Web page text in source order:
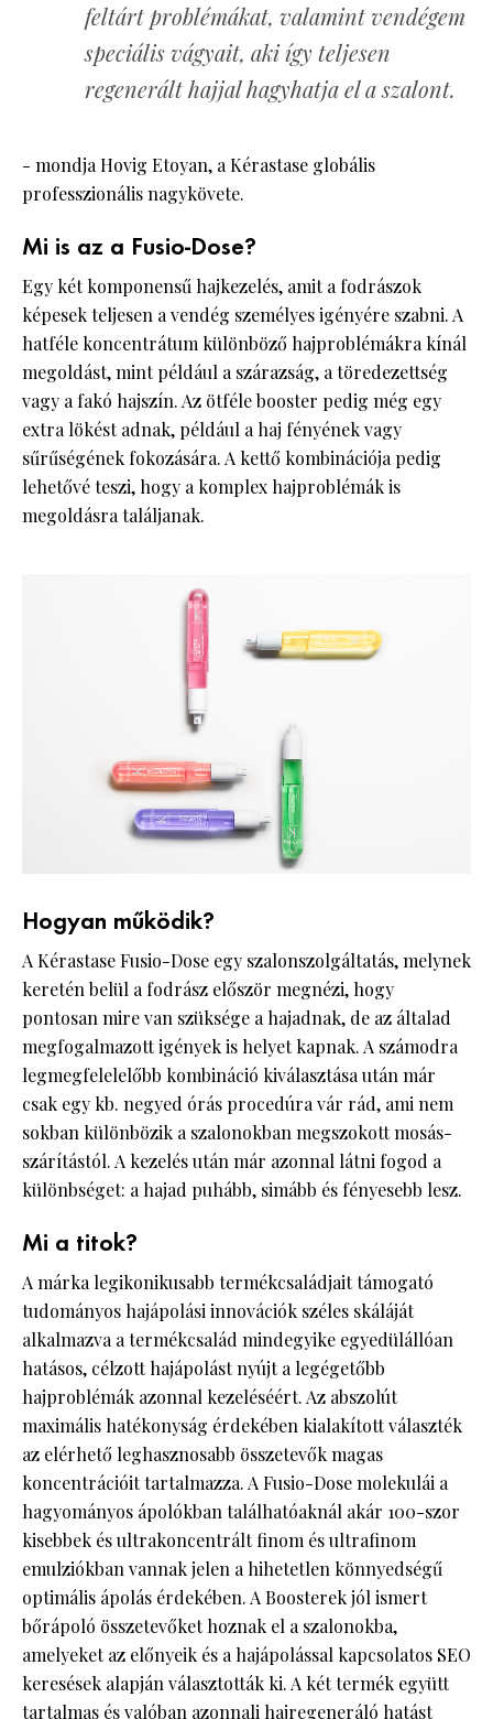
feltárt problémákat, valamint vendégem
speciális vágyait, aki így teljesen
regenerált hajjal hagyhatja el a szalont.
- mondja Hovig Etoyan, a Kérastase globális
professzionális nagykövete.
Mi is az a Fusio-Dose?
Egy két komponensű hajkezelés, amit a fodrászok
képesek teljesen a vendég személyes igényére szabni. A
hatféle koncentrátum különböző hajproblémákra kínál
megoldást, mint például a szárazság, a töredezettség
vagy a fakó hajszín. Az ötféle booster pedig még egy
extra lökést adnak, például a haj fényének vagy
sűrűségének fokozására. A kettő kombinációja pedig
lehetővé teszi, hogy a komplex hajproblémák is
megoldásra találjanak.
Hogyan működik?
A Kérastase Fusio-Dose egy szalonszolgáltatás, melynek
keretén belül a fodrász először megnézi, hogy
pontosan mire van szüksége a hajadnak, de az általad
megfogalmazott igények is helyet kapnak. A számodra
legmegfelelelőbb kombináció kiválasztása után már
csak egy kb. negyed órás procedúra vár rád, ami nem
sokban különbözik a szalonokban megszokott mosás-
szárítástól. A kezelés után már azonnal látni fogod a
különbséget: a hajad puhább, simább és fényesebb lesz.
Mi a titok?
A márka legikonikusabb termékcsaládjait támogató
tudományos hajápolási innovációk széles skáláját
alkalmazva a termékcsalád mindegyike egyedülállóan
hatásos, célzott hajápolást nyújt a legégetőbb
hajproblémák azonnal kezeléséért. Az abszolút
maximális hatékonyság érdekében kialakított választék
az elérhető leghasznosabb összetevők magas
koncentrációit tartalmazza. A Fusio-Dose molekulái a
hagyományos ápolókban találhatóaknál akár 100-szor
kisebbek és ultrakoncentrált finom és ultrafinom
emulziókban vannak jelen a hihetetlen könnyedségű
optimális ápolás érdekében. A Boosterek jól ismert
bőrápoló összetevőket hoznak el a szalonokba,
amelyeket az előnyeik és a hajápolással kapcsolatos SEO
keresések alapján választották ki. A két termék együtt
tartalmas és valóban azonnali hajregeneráló hatást